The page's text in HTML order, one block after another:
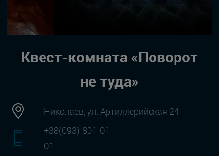
Квест-комната «Поворот
не туда»
Николаев, ул. Артиллерийская 24
+38(093)-801-01-
01